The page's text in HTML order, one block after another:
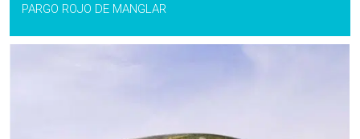
PARGO ROJO DE MANGLAR